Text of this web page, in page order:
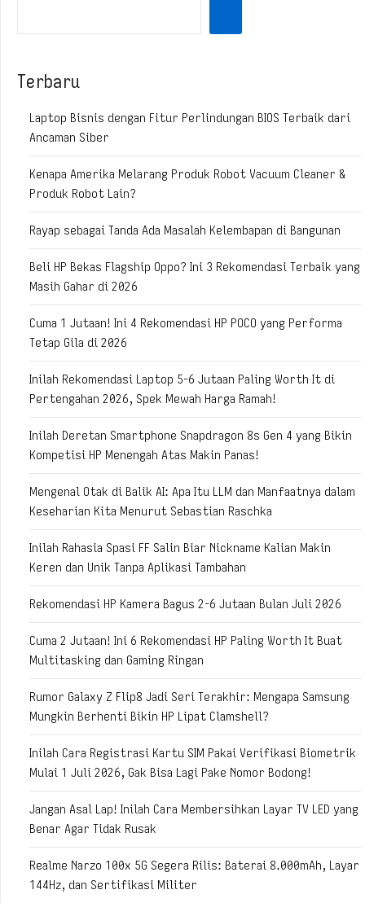
Terbaru
Laptop Bisnis dengan Fitur Perlindungan BIOS Terbaik dari
Ancaman Siber
Kenapa Amerika Melarang Produk Robot Vacuum Cleaner &
Produk Robot Lain?
Rayap sebagai Tanda Ada Masalah Kelembapan di Bangunan
Beli HP Bekas Flagship Oppo? Ini 3 Rekomendasi Terbaik yang
Masih Gahar di 2026
Cuma 1 Jutaan! Ini 4 Rekomendasi HP POCO yang Performa
Tetap Gila di 2026
Inilah Rekomendasi Laptop 5-6 Jutaan Paling Worth It di
Pertengahan 2026, Spek Mewah Harga Ramah!
Inilah Deretan Smartphone Snapdragon 8s Gen 4 yang Bikin
Kompetisi HP Menengah Atas Makin Panas!
Mengenal Otak di Balik AI: Apa Itu LLM dan Manfaatnya dalam
Keseharian Kita Menurut Sebastian Raschka
Inilah Rahasia Spasi FF Salin Biar Nickname Kalian Makin
Keren dan Unik Tanpa Aplikasi Tambahan
Rekomendasi HP Kamera Bagus 2-6 Jutaan Bulan Juli 2026
Cuma 2 Jutaan! Ini 6 Rekomendasi HP Paling Worth It Buat
Multitasking dan Gaming Ringan
Rumor Galaxy Z Flip8 Jadi Seri Terakhir: Mengapa Samsung
Mungkin Berhenti Bikin HP Lipat Clamshell?
Inilah Cara Registrasi Kartu SIM Pakai Verifikasi Biometrik
Mulai 1 Juli 2026, Gak Bisa Lagi Pake Nomor Bodong!
Jangan Asal Lap! Inilah Cara Membersihkan Layar TV LED yang
Benar Agar Tidak Rusak
Realme Narzo 100x 5G Segera Rilis: Baterai 8.000mAh, Layar
144Hz, dan Sertifikasi Militer